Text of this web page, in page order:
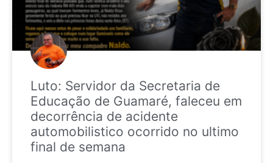
Luto: Servidor da Secretaria de
Educação de Guamaré, faleceu em
decorrência de acidente
automobilistico ocorrido no ultimo
final de semana